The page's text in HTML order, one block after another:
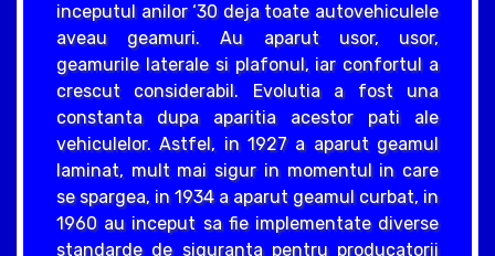
inceputul anilor ‘30 deja toate autovehiculele
aveau geamuri. Au aparut usor, usor,
geamurile laterale si plafonul, iar confortul a
crescut considerabil. Evolutia a fost una
constanta dupa aparitia acestor pati ale
vehiculelor. Astfel, in 1927 a aparut geamul
laminat, mult mai sigur in momentul in care
se spargea, in 1934 a aparut geamul curbat, in
1960 au inceput sa fie implementate diverse
standarde de siguranta pentru producatorii